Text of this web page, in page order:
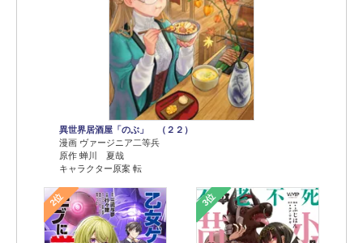
異世界居酒屋「のぶ」 （２２）
漫画 ヴァージニア二等兵
原作 蝉川 夏哉
キャラクター原案 転
2位 3位